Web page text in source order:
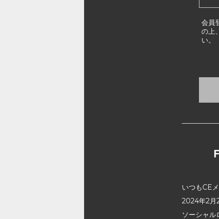
会員
の上
い。
いつもCE
2024年2月
ソーシャ